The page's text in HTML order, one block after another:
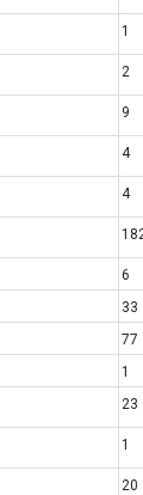
1
2
9
4
4
6
33
77
1
23
1
20